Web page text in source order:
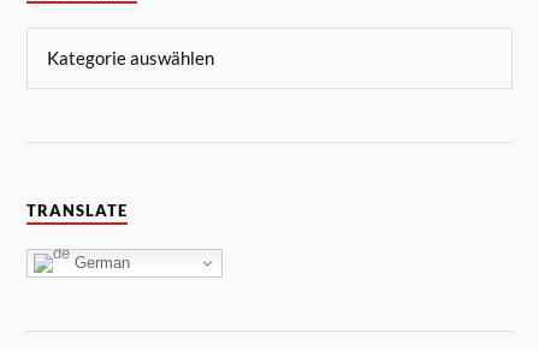
TRANSLATE
German